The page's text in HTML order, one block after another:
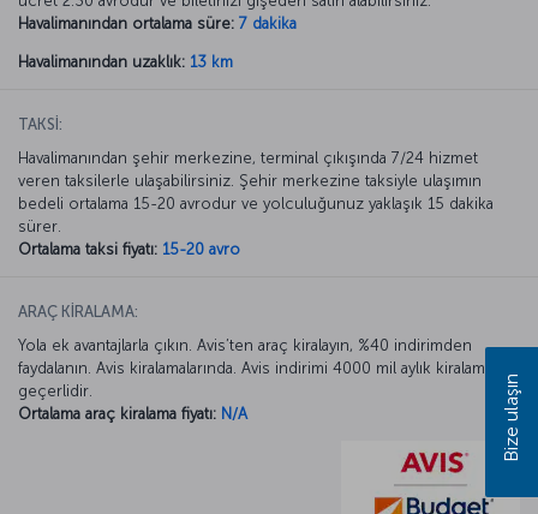
Havalimanından ortalama süre: 7 dakika
Havalimanından uzaklık: 13 km
TAKSİ:
Havalimanından şehir merkezine, terminal çıkışında 7/24 hizmet
veren taksilerle ulaşabilirsiniz. Şehir merkezine taksiyle ulaşımın
bedeli ortalama 15-20 avrodur ve yolculuğunuz yaklaşık 15 dakika
sürer.
Ortalama taksi fiyatı: 15-20 avro
ARAÇ KİRALAMA:
Yola ek avantajlarla çıkın. Avis’ten araç kiralayın, %40 indirimden
faydalanın. Avis kiralamalarında. Avis indirimi 4000 mil aylık kiralamada
geçerlidir.
Ortalama araç kiralama fiyatı: N/A Bize ulaşın